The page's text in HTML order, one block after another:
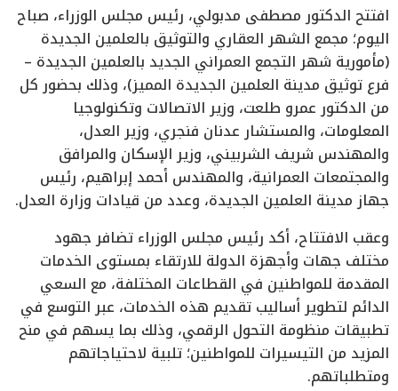
افتتح الدكتور مصطفى مدبولي، رئيس مجلس الوزراء، صباح
اليوم؛ مجمع الشهر العقاري والتوثيق بالعلمين الجديدة
(مأمورية شهر التجمع العمراني الجديد بالعلمين الجديدة –
فرع توثيق مدينة العلمين الجديدة المميز)، وذلك بحضور كل
من الدكتور عمرو طلعت، وزير الاتصالات وتكنولوجيا
المعلومات، والمستشار عدنان فنجري، وزير العدل،
والمهندس شريف الشربيني، وزير الإسكان والمرافق
والمجتمعات العمرانية، والمهندس أحمد إبراهيم، رئيس
جهاز مدينة العلمين الجديدة، وعدد من قيادات وزارة العدل.
وعقب الافتتاح، أكد رئيس مجلس الوزراء تضافر جهود
مختلف جهات وأجهزة الدولة للارتقاء بمستوى الخدمات
المقدمة للمواطنين في القطاعات المختلفة، مع السعي
الدائم لتطوير أساليب تقديم هذه الخدمات، عبر التوسع في
تطبيقات منظومة التحول الرقمي، وذلك بما يسهم في منح
المزيد من التيسيرات للمواطنين؛ تلبية لاحتياجاتهم
ومتطلباتهم.